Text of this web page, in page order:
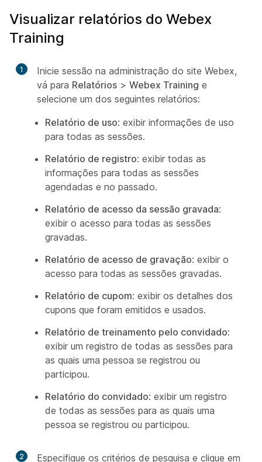
Visualizar relatórios do Webex
Training
1
Inicie sessão na administração do site Webex,
vá para Relatórios > Webex Training e
selecione um dos seguintes relatórios:
Relatório de uso: exibir informações de uso
para todas as sessões.
Relatório de registro: exibir todas as
informações para todas as sessões
agendadas e no passado.
Relatório de acesso da sessão gravada:
exibir o acesso para todas as sessões
gravadas.
Relatório de acesso de gravação: exibir o
acesso para todas as sessões gravadas.
Relatório de cupom: exibir os detalhes dos
cupons que foram emitidos e usados.
Relatório de treinamento pelo convidado:
exibir um registro de todas as sessões para
as quais uma pessoa se registrou ou
participou.
Relatório do convidado: exibir um registro
de todas as sessões para as quais uma
pessoa se registrou ou participou.
2 Especifique os critérios de pesquisa e clique em